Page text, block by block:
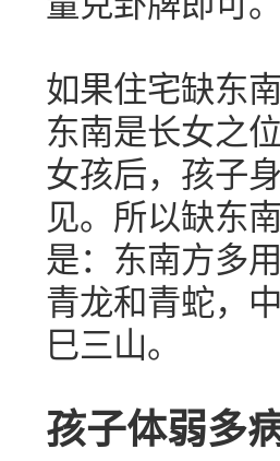
如果住宅缺东
东南是长女之
女孩后，孩子
见。所以缺东
是：东南方多
青龙和青蛇，
巳三山。
孩子体弱多